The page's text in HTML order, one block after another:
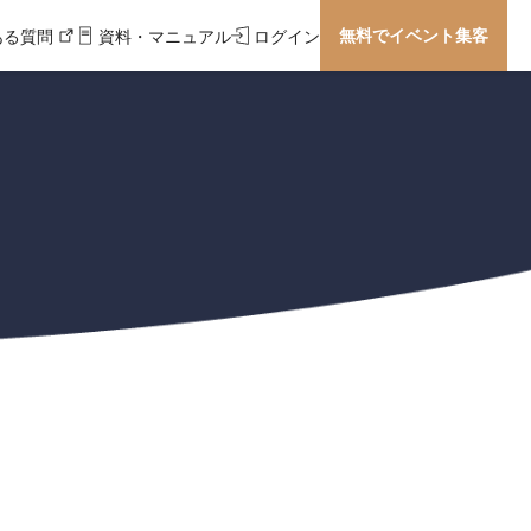
質問 資料・マニュアル ログイン 無料でイベント集客